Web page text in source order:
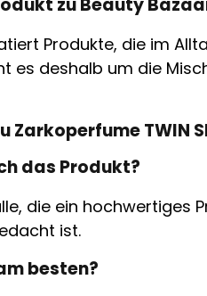
zu Beauty
Produkte, die im
es deshalb um die
Zarkoperfume TWIN
das Produkt?
die ein hochwertiges
ist.
besten?